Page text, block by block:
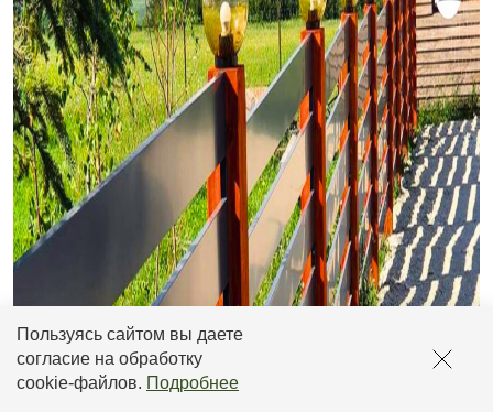
Пользуясь сайтом вы даете
согласие на обработку
cookie-файлов. Подробнее